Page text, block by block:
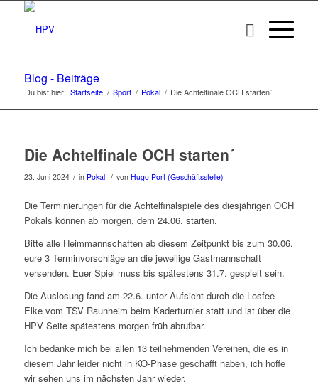
Blog - Beiträge
Du bist hier: Startseite / Sport / Pokal / Die Achtelfinale OCH starten´
Die Achtelfinale OCH starten´
23. Juni 2024 / in Pokal / von Hugo Port (Geschäftsstelle)
Die Terminierungen für die Achtelfinalspiele des diesjährigen OCH
Pokals können ab morgen, dem 24.06. starten.
Bitte alle Heimmannschaftenab diesem Zeitpunkt bis zum 30.06.
eure 3 Terminvorschläge an die jeweilige Gastmannschaft
versenden. Euer Spiel muss bis spätestens 31.7. gespielt sein.
Die Auslosung fand am 22.6. unter Aufsicht durch die Losfee
Elke vom TSV Raunheim beim Kaderturnier statt und ist über die
HPV Seite spätestens morgen früh abrufbar.
Ich bedanke mich bei allen 13 teilnehmenden Vereinen, die es in
diesem Jahr leider nicht in KO-Phase geschafft haben, ich hoffe
wir sehen uns im nächsten Jahr wieder.